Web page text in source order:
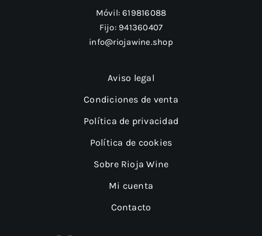
Móvil:619816088
Fijo: 941360407
info@riojawine.shop
Aviso legal
Condiciones de venta
Política de privacidad
Política de cookies
Sobre Rioja Wine
Mi cuenta
Contacto